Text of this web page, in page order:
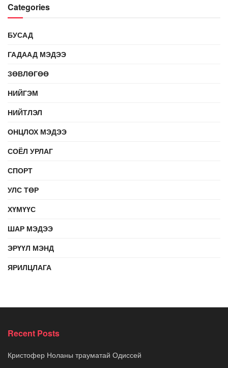
Categories
БУСАД
ГАДААД МЭДЭЭ
ЗӨВЛӨГӨӨ
НИЙГЭМ
НИЙТЛЭЛ
ОНЦЛОХ МЭДЭЭ
СОЁЛ УРЛАГ
СПОРТ
УЛС ТӨР
ХҮМҮҮС
ШАР МЭДЭЭ
ЭРҮҮЛ МЭНД
ЯРИЛЦЛАГА
Recent Posts
Кристофер Ноланы трауматай Одиссей